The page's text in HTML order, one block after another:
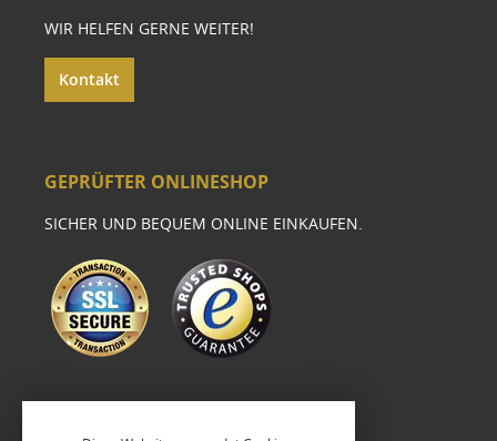
WIR HELFEN GERNE WEITER!
Kontakt
GEPRÜFTER ONLINESHOP
SICHER UND BEQUEM ONLINE EINKAUFEN.